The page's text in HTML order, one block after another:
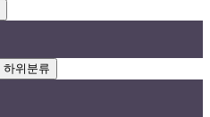
하위분류